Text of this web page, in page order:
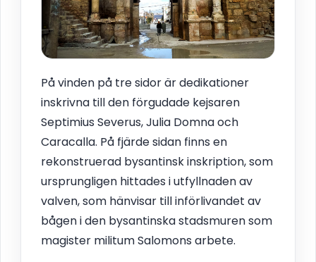
På vinden på tre sidor är dedikationer
inskrivna till den förgudade kejsaren
Septimius Severus, Julia Domna och
Caracalla. På fjärde sidan finns en
rekonstruerad bysantinsk inskription, som
ursprungligen hittades i utfyllnaden av
valven, som hänvisar till införlivandet av
bågen i den bysantinska stadsmuren som
magister militum Salomons arbete.